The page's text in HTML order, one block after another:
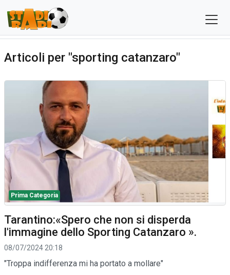
Articoli per "sporting catanzaro"
Prima Categoria
Tarantino:«Spero che non si disperda
l'immagine dello Sporting Catanzaro ».
08/07/2024 20:18
"Troppa indifferenza mi ha portato a mollare"